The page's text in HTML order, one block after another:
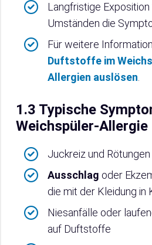
Langfristige
Umständen die
Für weitere
Duftstoffe im
Allergien auslösen
1.3 Typische
Weichspüler-Allergie
Juckreiz und
Ausschlag oder
die mit der Kleidung in
Niesanfälle oder
auf Duftstoffe